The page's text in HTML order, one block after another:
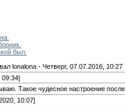
был.
lonalona - Четверг, 07.07.2016, 10:27
09:34]
Такое чудесное настроение
10:07]